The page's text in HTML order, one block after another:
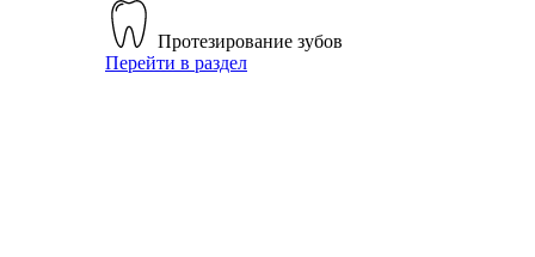
Протезирование зубов
Перейти в раздел